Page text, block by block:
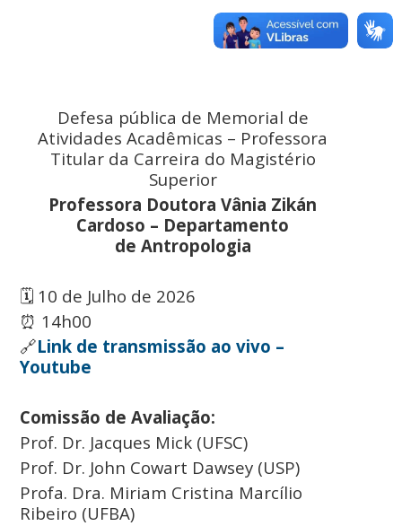
Defesa pública de Memorial de
Atividades Acadêmicas – Professora
Titular da Carreira do Magistério
Superior
Professora Doutora Vânia Zikán
Cardoso – Departamento
de Antropologia
🗓️ 10 de Julho de 2026
⏰ 14h00
🔗Link de transmissão ao vivo –
Youtube
Comissão de Avaliação:
Prof. Dr. Jacques Mick (UFSC)
Prof. Dr. John Cowart Dawsey (USP)
Profa. Dra. Miriam Cristina Marcílio
Ribeiro (UFBA)